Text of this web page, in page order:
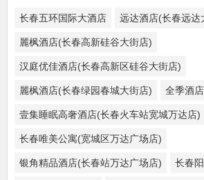
长春五环国际大酒店 远达酒店(长春远达
麗枫酒店(长春高新硅谷大街店)
汉庭优佳酒店(长春高新区硅谷大街店)
麗枫酒店(长春绿园春城大街店) 全季酒
壹集睡眠高奢酒店(长春火车站宽城万达店)
长春唯美公寓(宽城区万达广场店)
银角精品酒店(长春站万达广场店) 长春